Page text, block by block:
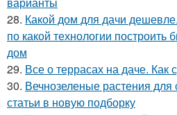
28. Какой дом для дачи
по какой технологии
дом
29. Все о террасах на даче. Как
30. Вечнозеленые растения
статьи в новую подборку